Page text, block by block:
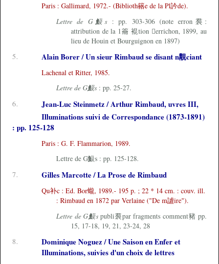
Paris : Gallimard, 1972.- (Biblioth簵e de la Pl訡de).
Lettre de G魥s : pp. 303-306 (note erron裠:
attribution de la 1籥 裩tion errichon, 1899, au
lieu de Houin et Bourguignon en 1897)
5. Alain Borer / Un sieur Rimbaud se disant n覯ciant
Lachenal et Ritter, 1985.
Lettre de G魥s : pp. 25-27.
6.
Jean-Luc Steinmetz / Arthur Rimbaud, uvres III,
Illuminations suivi de Correspondance (1873-1891)
: pp. 125-128
Paris : G. F. Flammarion, 1989.
Lettre de G魥s : pp. 125-128.
7. Gilles Marcotte / La Prose de Rimbaud
Qu补c : Ed. Bor蠬, 1989.- 195 p. ; 22 * 14 cm. : couv. ill.
: Rimbaud en 1872 par Verlaine ("De m謯ire").
Lettre de G魥spubli裠par fragments comment豬 pp.
15, 17-18, 19, 21, 23-24, 28
8.
Dominique Noguez / Une Saison en Enfer et
Illuminations, suivies d'un choix de lettres